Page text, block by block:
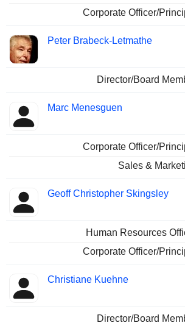
Corporate Officer/
Peter Brabeck-Letmathe
Director/Board
Marc Menesguen
Corporate Officer/
Sales &
Geoff Christopher Skingsley
Human Resources
Corporate Officer/
Christiane Kuehne
Director/Board